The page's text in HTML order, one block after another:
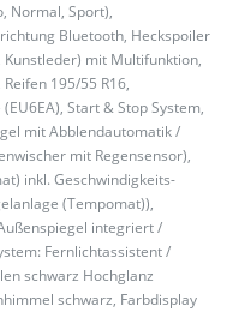
Normal, Sport),
Bluetooth, Heckspoiler
Kunstleder) mit Multifunktion,
195/55 R16,
Start & Stop System,
mit Abblendautomatik /
mit Regensensor),
inkl. Geschwindigkeits-
(Tempomat)),
integriert /
Fernlichtassistent /
schwarz Hochglanz
schwarz, Farbdisplay